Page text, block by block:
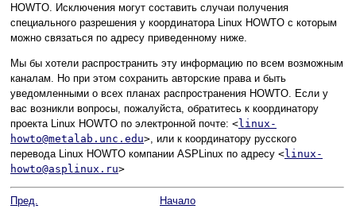
HOWTO. Исключения могут составить случаи получения
специального разрешения у координатора Linux HOWTO с которым
можно связаться по адресу приведенному ниже.
Мы бы хотели распространить эту информацию по всем возможным
каналам. Но при этом сохранить авторские права и быть
уведомленными о всех планах распространения HOWTO. Если у
вас возникли вопросы, пожалуйста, обратитесь к координатору
проекта Linux HOWTO по электронной почте: <linux-
howto@metalab.unc.edu> , или к координатору русского
перевода Linux HOWTO компании ASPLinux по адресу <linux-
howto@asplinux.ru>
Пред.
Начало